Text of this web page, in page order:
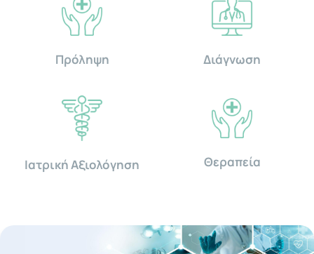
Πρόληψη Διάγνωση
Ιατρική Αξιολόγηση Θεραπεία